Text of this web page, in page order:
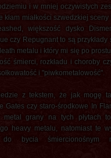
i w mniej oczywistych
kłam miałkości szwedzkiej
większość dysko
czy Repugnant to są
metalu i który mi się po
śmierci, rozkładu i choroby
i "piwkometalowość".
z tekstem, że jak mogę
Gates czy staro-środkowe In
metal grany na tych płytach
heavy metalu, natomiast te
do bycia śmiercionośnym